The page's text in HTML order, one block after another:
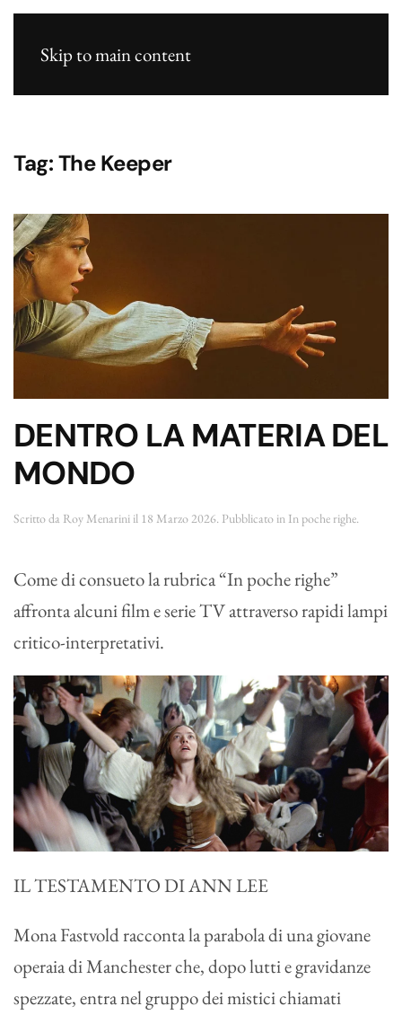
Skip to main content
Tag:The Keeper
DENTRO LA MATERIA DEL
MONDO
Scritto da Roy Menarini il 18 Marzo 2026 . Pubblicato in In poche righe
Come di consueto la rubrica “In poche righe”
affronta alcuni film e serie TV attraverso rapidi lampi
critico-interpretativi.
IL TESTAMENTO DI ANN LEE
Mona Fastvold racconta la parabola di una giovane
operaia di Manchester che, dopo lutti e gravidanze
spezzate, entra nel gruppo dei mistici chiamati